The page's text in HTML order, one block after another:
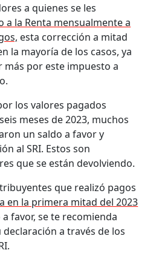
a quienes se les
a la Renta mensualmente a
esta corrección a mitad
la mayoría de los casos, ya
por este impuesto a
los valores pagados
meses de 2023, muchos
un saldo a favor y
al SRI. Estos son
que se están devolviendo.
que realizó pagos
en la primera mitad del 2023
favor, se te recomienda
a través de los